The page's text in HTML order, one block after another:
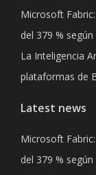
Microsoft
del 379 %
La Inteligencia
plataformas de
Latest news
Microsoft
del 379 %